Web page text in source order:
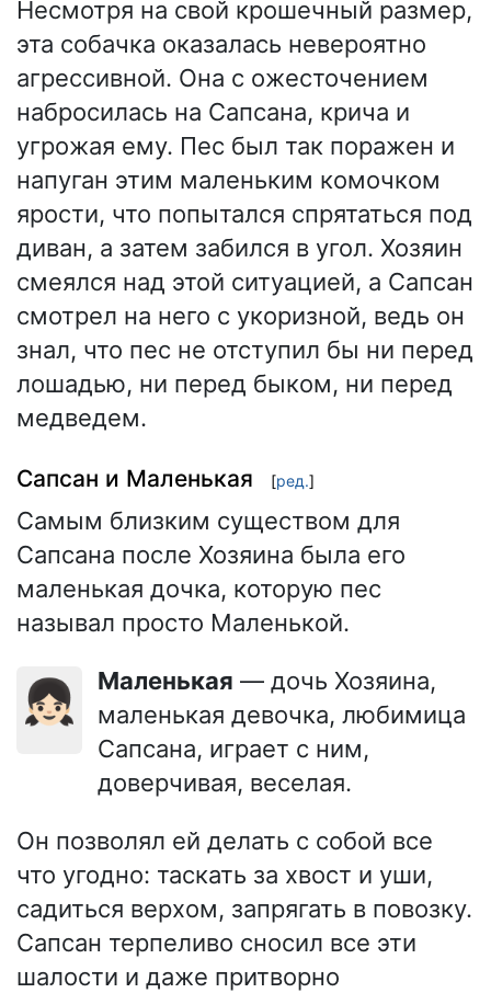
Несмотря на свой крошечный размер,
эта собачка оказалась невероятно
агрессивной. Она с ожесточением
набросилась на Сапсана, крича и
угрожая ему. Пес был так поражен и
напуган этим маленьким комочком
ярости, что попытался спрятаться под
диван, а затем забился в угол. Хозяин
смеялся над этой ситуацией, а Сапсан
смотрел на него с укоризной, ведь он
знал, что пес не отступил бы ни перед
лошадью, ни перед быком, ни перед
медведем.
Сапсан и Маленькая [ред.]
Самым близким существом для
Сапсана после Хозяина была его
маленькая дочка, которую пес
называл просто Маленькой.
👧🏻 Маленькая — дочь Хозяина,
маленькая девочка, любимица
Сапсана, играет с ним,
доверчивая, веселая.
Он позволял ей делать с собой все
что угодно: таскать за хвост и уши,
садиться верхом, запрягать в повозку.
Сапсан терпеливо сносил все эти
шалости и даже притворно